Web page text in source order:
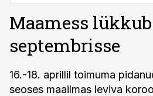
Maamess
septembrisse
16.-18. aprillil toimuma
seoses maailmas leviva